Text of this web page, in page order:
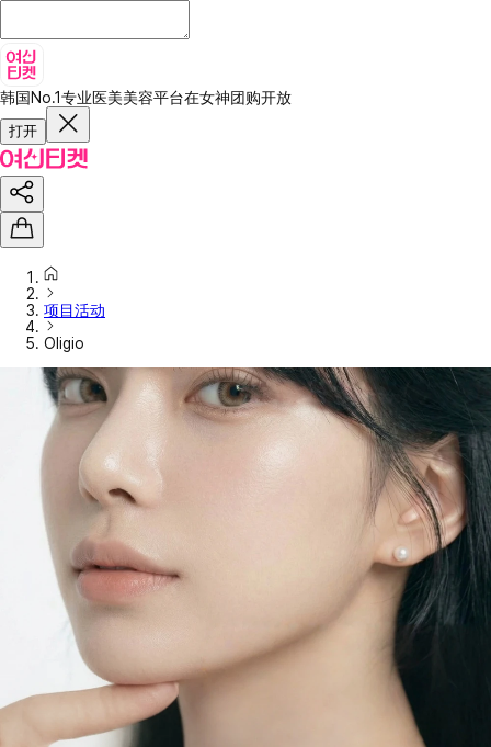
韩国No.1专业医美美容平台在女神团购开放
打开
项目活动
Oligio